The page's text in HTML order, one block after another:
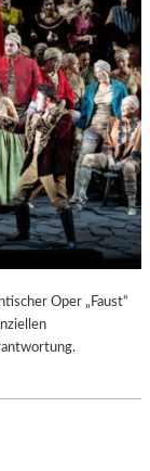
Oper „Faust“